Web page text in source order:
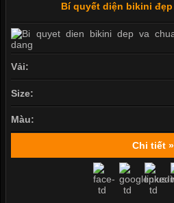
Bí quyết diện bikini
Vải:
Size:
Màu:
Chi tiết »